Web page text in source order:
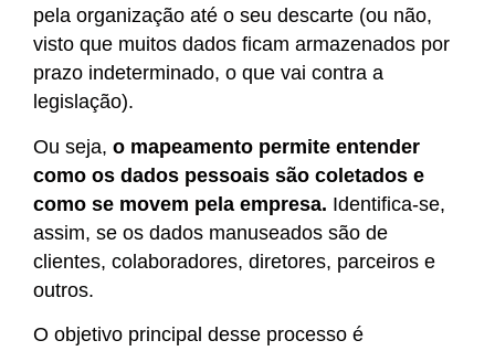
pela organização até o seu descarte (ou não,
visto que muitos dados ficam armazenados por
prazo indeterminado, o que vai contra a
legislação).
Ou seja,o mapeamento permite entender
como os dados pessoais são coletados e
como se movem pela empresa. Identifica-se,
assim, se os dados manuseados são de
clientes, colaboradores, diretores, parceiros e
outros.
O objetivo principal desse processo é